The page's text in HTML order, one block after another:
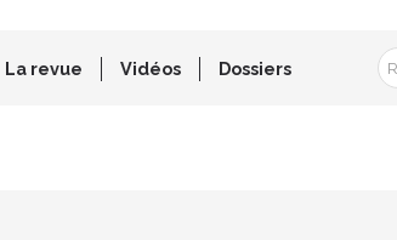
La revue Vidéos Dossiers